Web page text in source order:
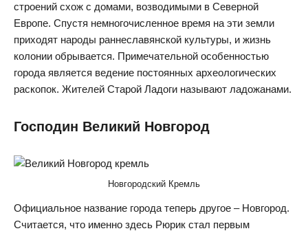
строений схож с домами, возводимыми в Северной
Европе. Спустя немногочисленное время на эти земли
приходят народы раннеславянской культуры, и жизнь
колонии обрывается. Примечательной особенностью
города является ведение постоянных археологических
раскопок. Жителей Старой Ладоги называют ладожанами.
Господин Великий Новгород
Новгородский Кремль
Официальное название города теперь другое – Новгород.
Считается, что именно здесь Рюрик стал первым